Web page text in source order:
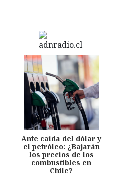
Ante caída del dólar y
el petróleo: ¿Bajarán
los precios de los
combustibles en
Chile?